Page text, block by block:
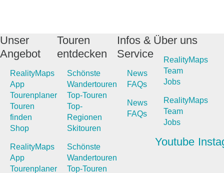
Unser
Angebot
RealityMaps
App
Tourenplaner
Touren
finden
Shop
RealityMaps
App
Tourenplaner
Touren
entdecken
Schönste
Wandertouren
Top-Touren
Top-
Regionen
Skitouren
Schönste
Wandertouren
Top-Touren
Infos &
Service
News
FAQs
News
FAQs
Über uns
RealityMaps
Team
Jobs
RealityMaps
Team
Jobs
Youtube